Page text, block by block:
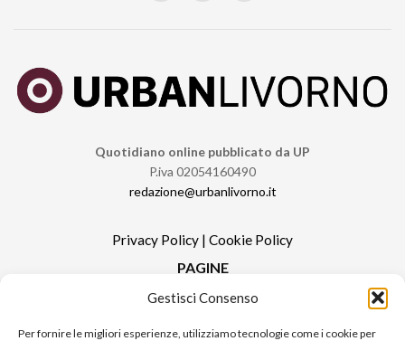
Gestisci Consenso
Per fornire le migliori esperienze, utilizziamo tecnologie come i cookie per
Quotidiano online pubblicato da UP
P.iva 02054160490
redazione@urbanlivorno.it
Privacy Policy | Cookie Policy
PAGINE
Redazione
Contatti